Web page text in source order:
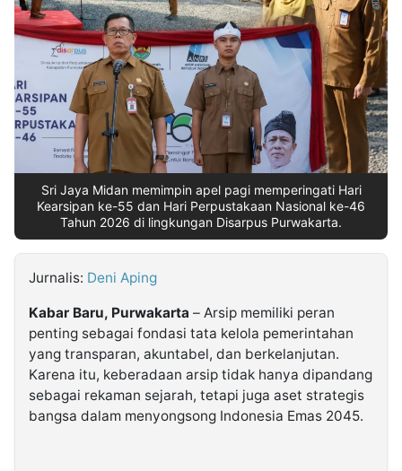
Insight
Suara
Lens
Daily
Jalan
Rakyat
Idealita
Kita
Notice
Dinamikapost.com
Radar
Seedbacklink
Follow
Kabarbaru
Kabarbaru.co
Sri Jaya Midan memimpin apel pagi memperingati Hari
Kearsipan ke-55 dan Hari Perpustakaan Nasional ke-46
Tahun 2026 di lingkungan Disarpus Purwakarta.
Jurnalis: Deni Aping
Kabar Baru, Purwakarta – Arsip memiliki peran
penting sebagai fondasi tata kelola pemerintahan
yang transparan, akuntabel, dan berkelanjutan.
Karena itu, keberadaan arsip tidak hanya dipandang
sebagai rekaman sejarah, tetapi juga aset strategis
bangsa dalam menyongsong Indonesia Emas 2045.